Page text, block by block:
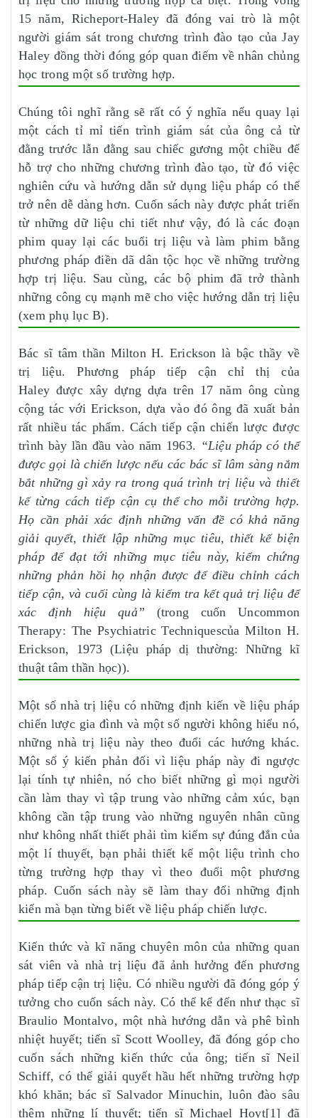
15 năm, Richeport-Haley đã đóng vai trò là một
người giám sát trong chương trình đào tạo của Jay
Haley đồng thời đóng góp quan điểm về nhân chủng
học trong một số trường hợp.
Chúng tôi nghĩ rằng sẽ rất có ý nghĩa nếu quay lại
một cách tỉ mỉ tiến trình giám sát của ông cả từ
đằng trước lẫn đằng sau chiếc gương một chiều để
hỗ trợ cho những chương trình đào tạo, từ đó việc
nghiên cứu và hướng dẫn sử dụng liệu pháp có thể
trở nên dễ dàng hơn. Cuốn sách này được phát triển
từ những dữ liệu chi tiết như vậy, đó là các đoạn
phim quay lại các buổi trị liệu và làm phim bằng
phương pháp điền dã dân tộc học về những trường
hợp trị liệu. Sau cùng, các bộ phim đã trở thành
những công cụ mạnh mẽ cho việc hướng dẫn trị liệu
(xem phụ lục B).
Bác sĩ tâm thần Milton H. Erickson là bậc thầy về
trị liệu. Phương pháp tiếp cận chỉ thị của
Haley được xây dựng dựa trên 17 năm ông cùng
cộng tác với Erickson, dựa vào đó ông đã xuất bản
rất nhiều tác phẩm. Cách tiếp cận chiến lược được
trình bày lần đầu vào năm 1963. “Liệu pháp có thể
được gọi là chiến lược nếu các bác sĩ lâm sàng nắm
bắt những gì xảy ra trong quá trình trị liệu và thiết
kế từng cách tiếp cận cụ thể cho mỗi trường hợp.
Họ cần phải xác định những vấn đề có khả năng
giải quyết, thiết lập những mục tiêu, thiết kế biện
pháp để đạt tới những mục tiêu này, kiểm chứng
những phản hồi họ nhận được để điều chỉnh cách
tiếp cận, và cuối cùng là kiểm tra kết quả trị liệu để
xác định hiệu quả” (trong cuốn Uncommon
Therapy: The Psychiatric Techniquescủa Milton H.
Erickson, 1973 (Liệu pháp dị thường: Những kĩ
thuật tâm thần học)).
Một số nhà trị liệu có những định kiến về liệu pháp
chiến lược gia đình và một số người không hiểu nó,
những nhà trị liệu này theo đuổi các hướng khác.
Một số ý kiến phản đối vì liệu pháp này đi ngược
lại tính tự nhiên, nó cho biết những gì mọi người
cần làm thay vì tập trung vào những cảm xúc, bạn
không cần tập trung vào những nguyên nhân cũng
như không nhất thiết phải tìm kiếm sự đúng đắn của
một lí thuyết, bạn phải thiết kế một liệu trình cho
từng trường hợp thay vì theo đuổi một phương
pháp. Cuốn sách này sẽ làm thay đổi những định
kiến mà bạn từng biết về liệu pháp chiến lược.
Kiến thức và kĩ năng chuyên môn của những quan
sát viên và nhà trị liệu đã ảnh hưởng đến phương
pháp tiếp cận trị liệu. Có nhiều người đã đóng góp ý
tưởng cho cuốn sách này. Có thể kể đến như thạc sĩ
Braulio Montalvo, một nhà hướng dẫn và phê bình
nhiệt huyết; tiến sĩ Scott Woolley, đã đóng góp cho
cuốn sách những kiến thức của ông; tiến sĩ Neil
Schiff, có thể giải quyết hầu hết những trường hợp
khó khăn; bác sĩ Salvador Minuchin, luôn đào sâu
thêm những lí thuyết; tiến sĩ Michael Hoyt[1] đã